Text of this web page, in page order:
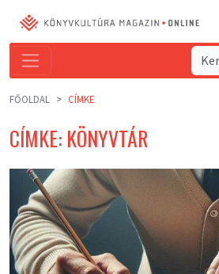
FŐOLDAL CÍMKE
CÍMKE: KÖNYVTÁR